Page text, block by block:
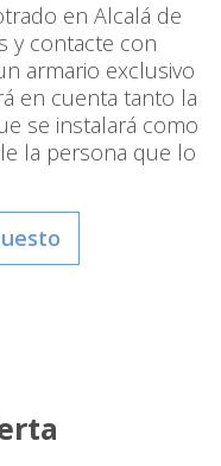
en Alcalá de
y contacte con
armario exclusivo
en cuenta tanto la
se instalará como
la persona que lo